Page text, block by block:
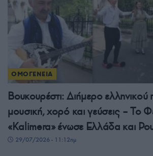
ΟΜΟΓΕΝΕΙΑ
Βουκουρέστι: Διήμερο ελληνικού
μουσική, χορό και γεύσεις – Το
«Kalimera» ένωσε Ελλάδα και
29/07/2026 - 11:12πμ